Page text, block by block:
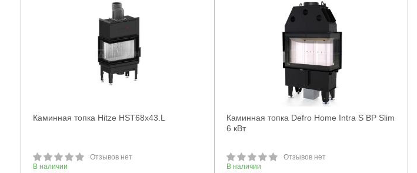
Каминная топка Hitze HST68x43.L
Отзывов нет
В наличии
Каминная топка Defro Home Intra S BP Slim
6 кВт
Отзывов нет
В наличии